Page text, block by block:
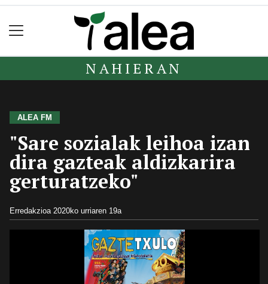
NAHIERAN
ALEA FM
"Sare sozialak leihoa izan
dira gazteak aldizkarira
gerturatzeko"
Erredakzioa 2020ko urriaren 19a